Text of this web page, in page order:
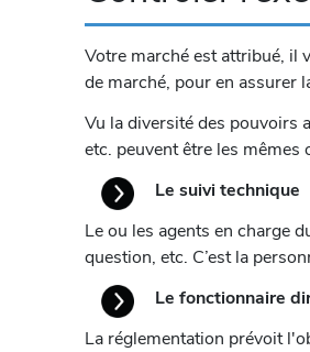
Votre marché est attribué, il
de marché, pour en assurer
Vu la diversité des pouvoirs
etc. peuvent être les mêmes
Le suivi technique
Le ou les agents en charge
question, etc. C’est la
Le fonctionnaire
La réglementation prévoit